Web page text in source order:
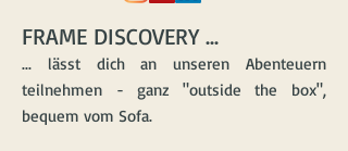
FRAME DISCOVERY ...
... lässt dich an unseren Abenteuern
teilnehmen - ganz "outside the box",
bequem vom Sofa.